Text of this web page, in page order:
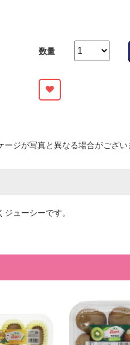
数量
ジが写真と異なる場合がござい
ューシーです。